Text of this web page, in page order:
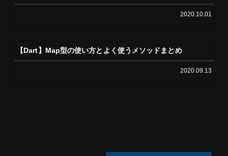
2020.10.01
【Dart】Map型の使い方とよく使うメソッドまとめ
2020.09.13